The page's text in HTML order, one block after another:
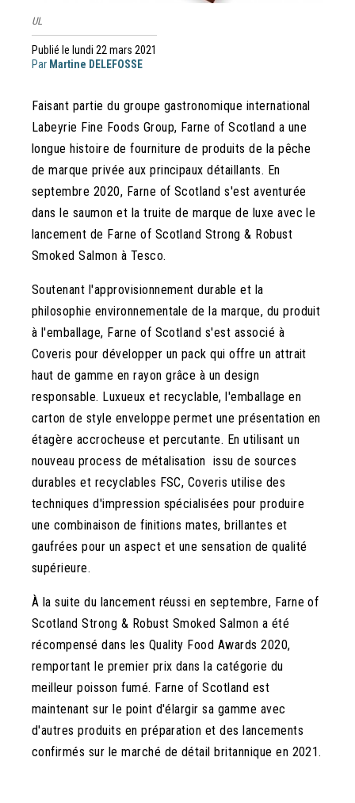
Publié le lundi 22 mars 2021
Par Martine DELEFOSSE
UL
Faisant partie du groupe gastronomique international
Labeyrie Fine Foods Group, Farne of Scotland a une
longue histoire de fourniture de produits de la pêche
de marque privée aux principaux détaillants. En
septembre 2020, Farne of Scotland s'est aventurée
dans le saumon et la truite de marque de luxe avec le
lancement de Farne of Scotland Strong & Robust
Smoked Salmon à Tesco.
Soutenant l'approvisionnement durable et la
philosophie environnementale de la marque, du produit
à l'emballage, Farne of Scotland s'est associé à
Coveris pour développer un pack qui offre un attrait
haut de gamme en rayon grâce à un design
responsable. Luxueux et recyclable, l'emballage en
carton de style enveloppe permet une présentation en
étagère accrocheuse et percutante. En utilisant un
nouveau process de métalisation issu de sources
durables et recyclables FSC, Coveris utilise des
techniques d'impression spécialisées pour produire
une combinaison de finitions mates, brillantes et
gaufrées pour un aspect et une sensation de qualité
supérieure.
À la suite du lancement réussi en septembre, Farne of
Scotland Strong & Robust Smoked Salmon a été
récompensé dans les Quality Food Awards 2020,
remportant le premier prix dans la catégorie du
meilleur poisson fumé. Farne of Scotland est
maintenant sur le point d'élargir sa gamme avec
d'autres produits en préparation et des lancements
confirmés sur le marché de détail britannique en 2021.